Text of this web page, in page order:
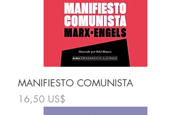
MANIFIESTO COMUNISTA
Precio
16,50 US$